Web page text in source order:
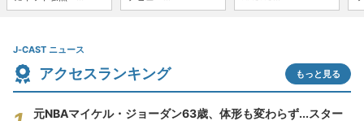
J-CAST ニュース
アクセスランキング もっと見る
元NBAマイケル・ジョーダン63歳、体形も変わらず...スター